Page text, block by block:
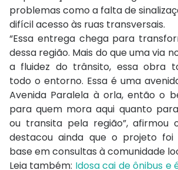
problemas como a falta de
difícil acesso às ruas transversais.
“Essa entrega chega para
dessa região. Mais do que uma via
a fluidez do trânsito, essa obra
todo o entorno. Essa é uma
Avenida Paralela à orla, então o
para quem mora aqui quanto
ou transita pela região”, afirmou
destacou ainda que o projeto
base em consultas à comunidade
Leia também: Idosa cai de ônibus